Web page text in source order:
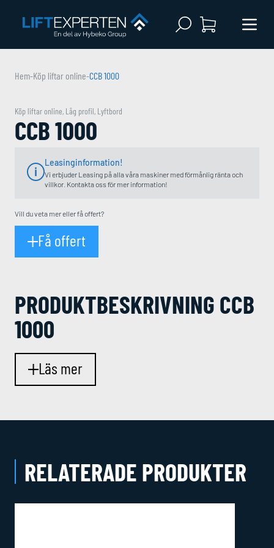
Open search
Hem-Köp liftar online-CCB 1000
Köp liftar online, Låg profil, Lyftbord
CCB 1000
Leasinginformation!
Vi erbjuder Leasing på alla våra maskiner med förmånlig ränta och
villkor. Kontakta oss för mer information!
Vill du veta mer eller få offert?
Få offert
PRODUKT­BESKRIVNING CCB
1000
Läs mer
RELATERADE PRODUKTER